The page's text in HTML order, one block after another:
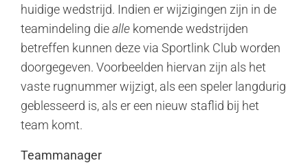
huidige wedstrijd. Indien er wijzigingen zijn in de
teamindeling diealle komende wedstrijden
betreffen kunnen deze via Sportlink Club worden
doorgegeven. Voorbeelden hiervan zijn als het
vaste rugnummer wijzigt, als een speler langdurig
geblesseerd is, als er een nieuw staflid bij het
team komt.
Teammanager